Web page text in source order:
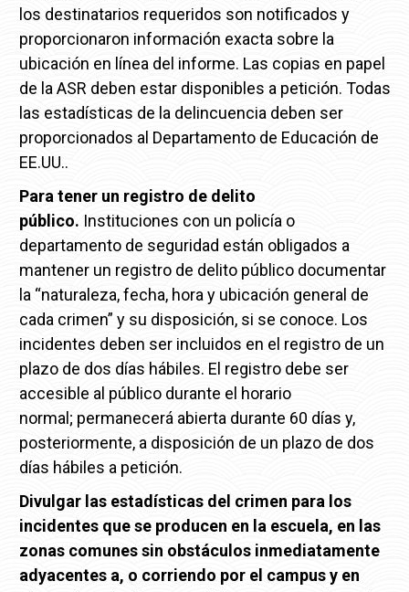
los destinatarios requeridos son notificados y
proporcionaron información exacta sobre la
ubicación en línea del informe. Las copias en papel
de la ASR deben estar disponibles a petición. Todas
las estadísticas de la delincuencia deben ser
proporcionados al Departamento de Educación de
EE.UU..
Para tener un registro de delito
público. Instituciones con un policía o
departamento de seguridad están obligados a
mantener un registro de delito público documentar
la “naturaleza, fecha, hora y ubicación general de
cada crimen” y su disposición, si se conoce. Los
incidentes deben ser incluidos en el registro de un
plazo de dos días hábiles. El registro debe ser
accesible al público durante el horario
normal; permanecerá abierta durante 60 días y,
posteriormente, a disposición de un plazo de dos
días hábiles a petición.
Divulgar las estadísticas del crimen para los
incidentes que se producen en la escuela, en las
zonas comunes sin obstáculos inmediatamente
adyacentes a, o corriendo por el campus y en